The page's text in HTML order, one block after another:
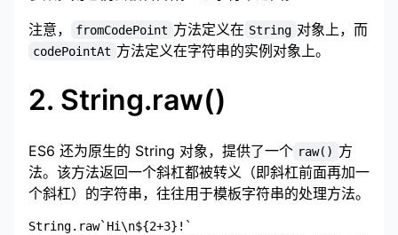
注意，
fromCodePoint 方法定义在 String 对象上，而
codePointAt 方法定义在字符串的实例对象上。
2. String.raw()
ES6 还为原生的 String 对象，提供了一个 raw() 方
法。该方法返回一个斜杠都被转义（即斜杠前面再加一
个斜杠）的字符串，往往用于模板字符串的处理方法。
String.raw`Hi\n${2+3}!`